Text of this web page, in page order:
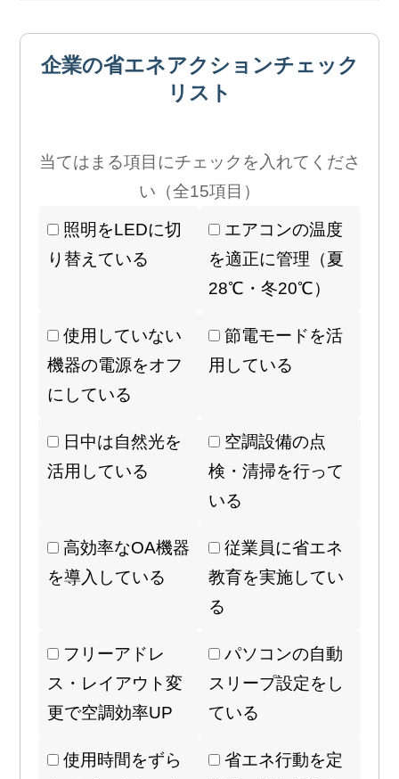
企業の省エネアクションチェック
リスト
当てはまる項目にチェックを入れてくださ
い（全15項目）
照明をLEDに切
り替えている
エアコンの温度
を適正に管理（夏
28℃・冬20℃）
使用していない
機器の電源をオフ
にしている
節電モードを活
用している
日中は自然光を
活用している
空調設備の点
検・清掃を行って
いる
高効率なOA機器
を導入している
従業員に省エネ
教育を実施してい
る
フリーアドレ
ス・レイアウト変
更で空調効率UP
パソコンの自動
スリープ設定をし
ている
使用時間をずら
省エネ行動を定